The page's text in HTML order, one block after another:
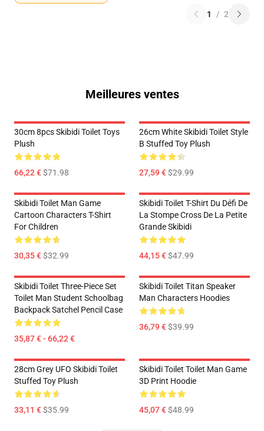
1 / 2
Meilleures ventes
30cm 8pcs Skibidi Toilet Toys
Plush
66,22 €$71.98
26cm White Skibidi Toilet Style
B Stuffed Toy Plush
27,59 €$29.99
Skibidi Toilet Man Game
Cartoon Characters T-Shirt
For Children
30,35 €$32.99
Skibidi Toilet T-Shirt Du Défi De
La Stompe Cross De La Petite
Grande Skibidi
44,15 €$47.99
Skibidi Toilet Three-Piece Set
Toilet Man Student Schoolbag
Backpack Satchel Pencil Case
35,87 € - 66,22 €
Skibidi Toilet Titan Speaker
Man Characters Hoodies
36,79 €$39.99
28cm Grey UFO Skibidi Toilet
Stuffed Toy Plush
33,11 €$35.99
Skibidi Toilet Toilet Man Game
3D Print Hoodie
45,07 €$48.99